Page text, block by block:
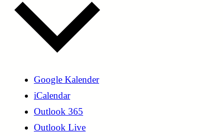
Google Kalender
iCalendar
Outlook 365
Outlook Live